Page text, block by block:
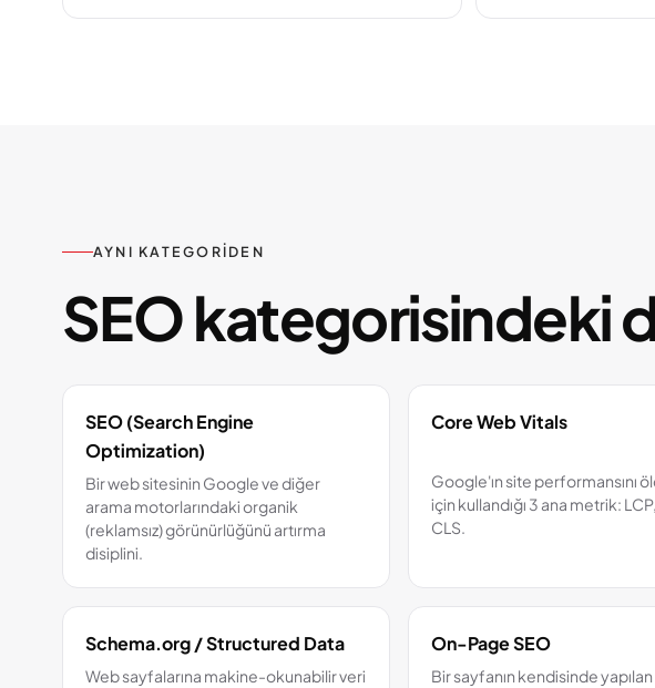
AYNI KATEGORIDEN
SEO kategorisindeki
SEO (Search Engine
Optimization)
Bir web sitesinin Google ve diğer
arama motorlarındaki organik
(reklamsız) görünürlüğünü artırma
disiplini.
Core Web Vitals
Google'ın site performansını
için kullandığı 3 ana metrik:
CLS.
Schema.org / Structured Data
Web sayfalarına makine-okunabilir veri
On-Page SEO
Bir sayfanın kendisinde